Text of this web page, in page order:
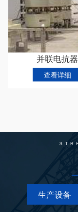
并联电抗器
查看详细
生产设备